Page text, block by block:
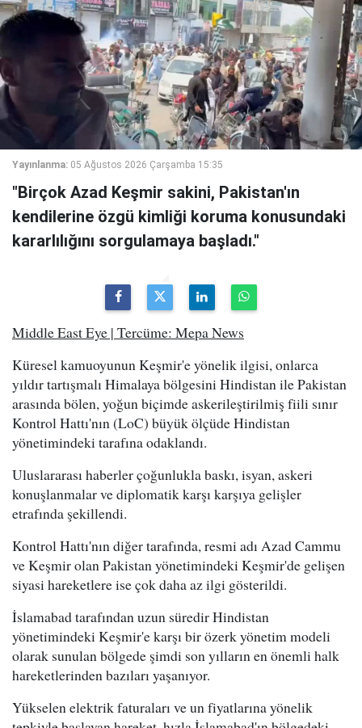
Yayınlanma: 05 Ağustos 2026 Çarşamba 15:35
"Birçok Azad Keşmir sakini, Pakistan'ın
kendilerine özgü kimliği koruma konusundaki
kararlılığını sorgulamaya başladı."
Middle East Eye | Tercüme: Mepa News
Küresel kamuoyunun Keşmir'e yönelik ilgisi, onlarca
yıldır tartışmalı Himalaya bölgesini Hindistan ile Pakistan
arasında bölen, yoğun biçimde askerileştirilmiş fiili sınır
Kontrol Hattı'nın (LoC) büyük ölçüde Hindistan
yönetimindeki tarafına odaklandı.
Uluslararası haberler çoğunlukla baskı, isyan, askeri
konuşlanmalar ve diplomatik karşı karşıya gelişler
etrafında şekillendi.
Kontrol Hattı'nın diğer tarafında, resmi adı Azad Cammu
ve Keşmir olan Pakistan yönetimindeki Keşmir'de gelişen
siyasi hareketlere ise çok daha az ilgi gösterildi.
İslamabad tarafından uzun süredir Hindistan
yönetimindeki Keşmir'e karşı bir özerk yönetim modeli
olarak sunulan bölgede şimdi son yılların en önemli halk
hareketlerinden bazıları yaşanıyor.
Yükselen elektrik faturaları ve un fiyatlarına yönelik